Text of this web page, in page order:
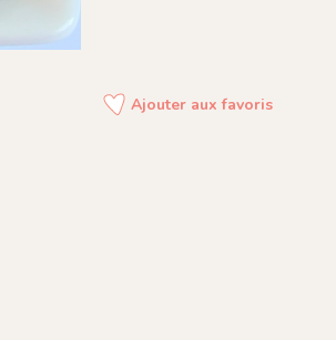
Ajouter aux favoris